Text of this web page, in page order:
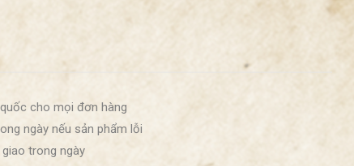
cho mọi đơn hàng
ngày nếu sản phẩm lỗi
trong ngày